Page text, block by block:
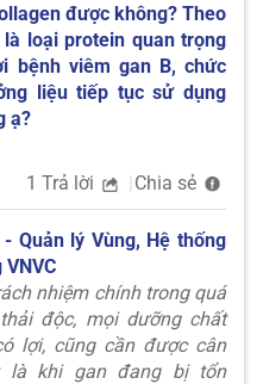
được không? Theo
loại protein quan trọng
bệnh viêm gan B, chức
liệu tiếp tục sử dụng
ạ?
1 Trả lời
Chia sẻ
Quản lý Vùng, Hệ thống
nhiệm chính trong quá
độc, mọi dưỡng chất
lợi, cũng cần được cân
là khi gan đang bị tổn